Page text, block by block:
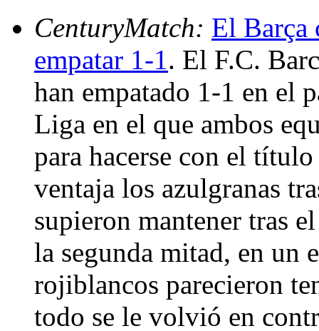
CenturyMatch: El Barça
empatar 1-1 . El F.C.
han empatado 1-1 en el
Liga en el que ambos
para hacerse con el
ventaja los azulgranas
supieron mantener tras
la segunda mitad, en un
rojiblancos parecieron
todo se le volvió en